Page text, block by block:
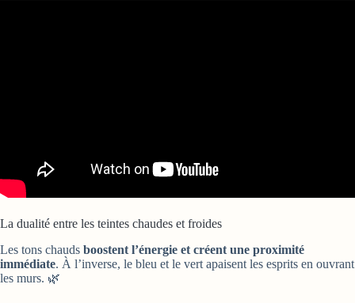
La dualité entre les teintes chaudes et froides
Les tons chauds boostent l’énergie et créent une proximité
immédiate. À l’inverse, le bleu et le vert apaisent les esprits en ouvrant
les murs. 🌿